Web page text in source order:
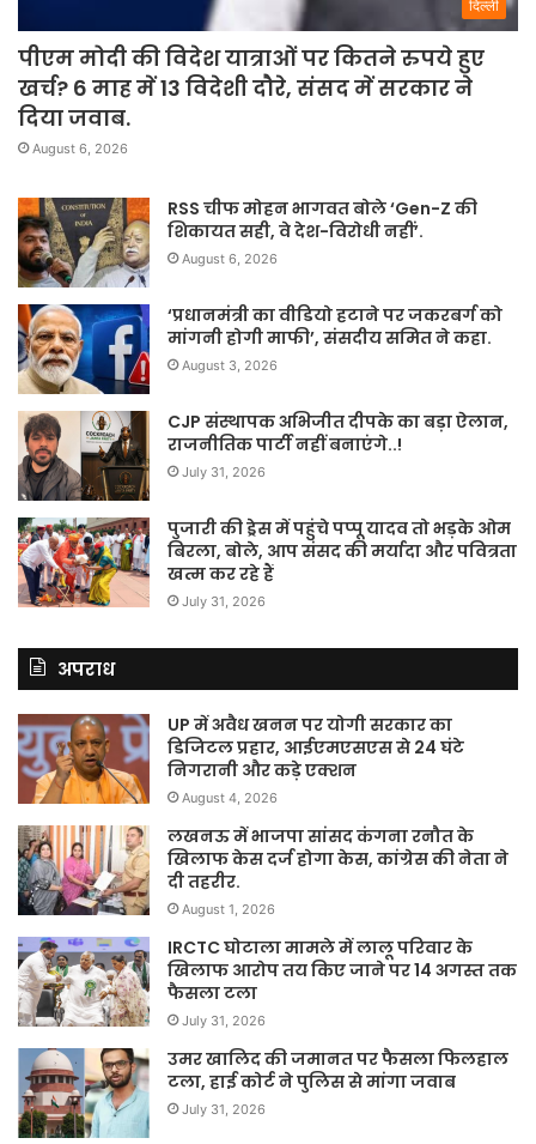
दिल्ली
पीएम मोदी की विदेश यात्राओं पर कितने रुपये हुए
खर्च? 6 माह में 13 विदेशी दौरे, संसद में सरकार ने
दिया जवाब.
August 6, 2026
RSS चीफ मोहन भागवत बोले ‘Gen-Z की
शिकायत सही, वे देश-विरोधी नहीं’.
August 6, 2026
‘प्रधानमंत्री का वीडियो हटाने पर जकरबर्ग को
मांगनी होगी माफी’, संसदीय समित ने कहा.
August 3, 2026
CJP संस्थापक अभिजीत दीपके का बड़ा ऐलान,
राजनीतिक पार्टी नहीं बनाएंगे..!
July 31, 2026
पुजारी की ड्रेस में पहुंचे पप्पू यादव तो भड़के ओम
बिरला, बोले, आप संसद की मर्यादा और पवित्रता
खत्म कर रहे हैं
July 31, 2026
अपराध
UP में अवैध खनन पर योगी सरकार का
डिजिटल प्रहार, आईएमएसएस से 24 घंटे
निगरानी और कड़े एक्शन
August 4, 2026
लखनऊ में भाजपा सांसद कंगना रनौत के
खिलाफ केस दर्ज होगा केस, कांग्रेस की नेता ने
दी तहरीर.
August 1, 2026
IRCTC घोटाला मामले में लालू परिवार के
खिलाफ आरोप तय किए जाने पर 14 अगस्त तक
फैसला टला
July 31, 2026
उमर खालिद की जमानत पर फैसला फिलहाल
टला, हाई कोर्ट ने पुलिस से मांगा जवाब
July 31, 2026